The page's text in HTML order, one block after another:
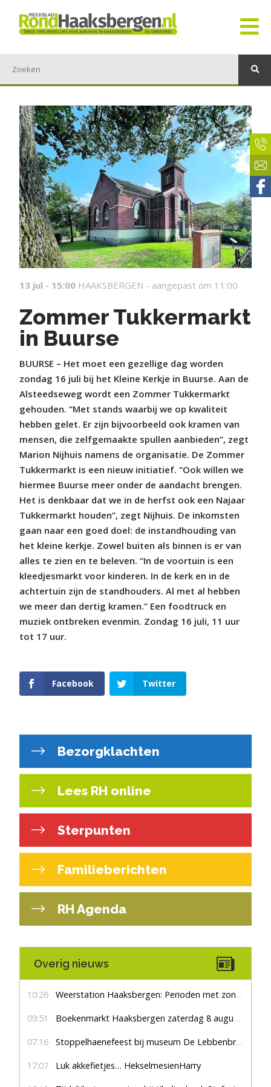
13 jul - 15:00 HAAKSBERGEN - aangepast om 11:00
Zommer Tukkermarkt
in Buurse
BUURSE – Het moet een gezellige dag worden
zondag 16 juli bij het Kleine Kerkje in Buurse. Aan de
Alsteedseweg wordt een Zommer Tukkermarkt
gehouden. “Met stands waarbij we op kwaliteit
hebben gelet. Er zijn bijvoorbeeld ook kramen van
mensen, die zelfgemaakte spullen aanbieden”, zegt
Marion Nijhuis namens de organisatie. De Zommer
Tukkermarkt is een nieuw initiatief. “Ook willen we
hiermee Buurse meer onder de aandacht brengen.
Het is denkbaar dat we in de herfst ook een Najaar
Tukkermarkt houden”, zegt Nijhuis. De inkomsten
gaan naar een goed doel: de instandhouding van
het kleine kerkje. Zowel buiten als binnen is er van
alles te zien en te beleven. “In de voortuin is een
kleedjesmarkt voor kinderen. In de kerk en in de
achtertuin zijn de standhouders. Al met al hebben
we meer dan dertig kramen.” Een foodtruck en
muziek ontbreken evenmin. Zondag 16 juli, 11 uur
tot 17 uur.
Facebook Twitter
Bezorgklachten
Lees RH online
Sterpunten
Familieberichten
RH Agenda
Overig nieuws
10:26 Weerstation Haaksbergen: Perioden met zon en droog
09:51 Boekenmarkt Haaksbergen zaterdag 8 augustus, marktplein Haaksbergen
07:16 Stoppelhaenefeest bij museum De Lebbenbrugge
17:07 Luk akkefietjes… HekselmesienHarry